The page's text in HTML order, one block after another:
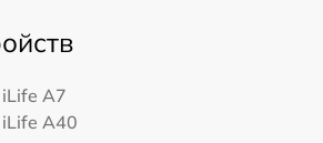
iLife A7
iLife A40